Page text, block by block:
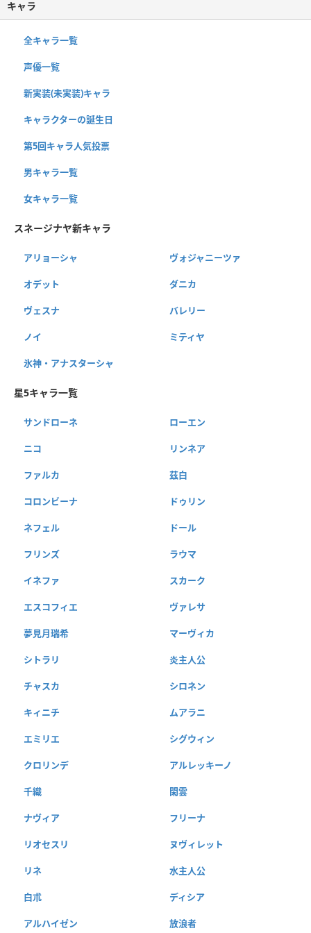
キャラ
全キャラ一覧
声優一覧
新実装(未実装)キャラ
キャラクターの誕生日
第5回キャラ人気投票
男キャラ一覧
女キャラ一覧
スネージナヤ新キャラ
アリョーシャ ヴォジャニーツァ
オデット ダニカ
ヴェスナ バレリー
ノイ ミティヤ
氷神・アナスターシャ
星5キャラ一覧
サンドローネ ローエン
ニコ リンネア
ファルカ 茲白
コロンビーナ ドゥリン
ネフェル ドール
フリンズ ラウマ
イネファ スカーク
エスコフィエ ヴァレサ
夢見月瑞希 マーヴィカ
シトラリ 炎主人公
チャスカ シロネン
キィニチ ムアラニ
エミリエ シグウィン
クロリンデ アルレッキーノ
千織 閑雲
ナヴィア フリーナ
リオセスリ ヌヴィレット
リネ 水主人公
白朮 ディシア
アルハイゼン 放浪者